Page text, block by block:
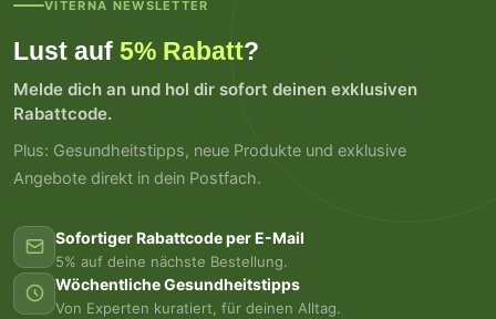
VITERNA NEWSLETTER
Lust auf 5% Rabatt?
Melde dich an und hol dir sofort deinen exklusiven
Rabattcode.
Plus: Gesundheitstipps, neue Produkte und exklusive
Angebote direkt in dein Postfach.
Sofortiger Rabattcode per E-Mail
5% auf deine nächste Bestellung.
Wöchentliche Gesundheitstipps
Von Experten kuratiert, für deinen Alltag.